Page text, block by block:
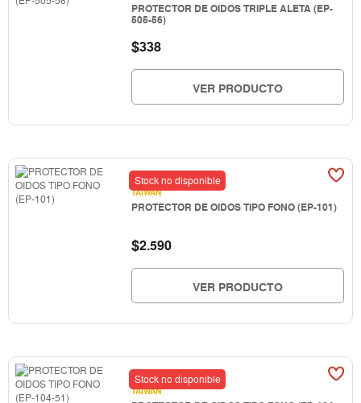
PROTECTOR DE OIDOS TRIPLE ALETA (EP-
505-56)
$338
VER PRODUCTO
Stock no disponible
TAIWAN
PROTECTOR DE OIDOS TIPO FONO (EP-101)
$2.590
VER PRODUCTO
Stock no disponible
TAIWAN